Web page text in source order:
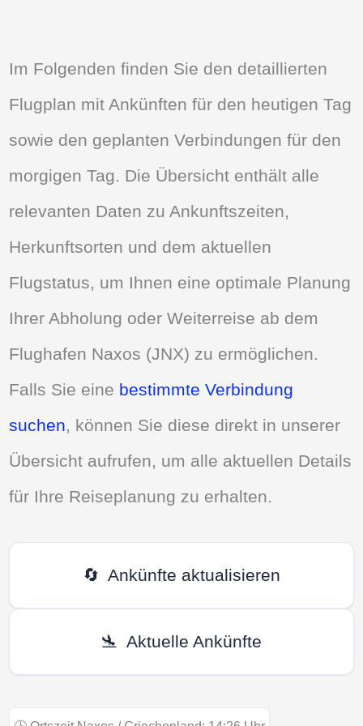
Im Folgenden finden Sie den detaillierten
Flugplan mit Ankünften für den heutigen Tag
sowie den geplanten Verbindungen für den
morgigen Tag. Die Übersicht enthält alle
relevanten Daten zu Ankunftszeiten,
Herkunftsorten und dem aktuellen
Flugstatus, um Ihnen eine optimale Planung
Ihrer Abholung oder Weiterreise ab dem
Flughafen Naxos (JNX) zu ermöglichen.
Falls Sie eine bestimmte Verbindung
suchen, können Sie diese direkt in unserer
Übersicht aufrufen, um alle aktuellen Details
für Ihre Reiseplanung zu erhalten.
🔄 Ankünfte aktualisieren
🛬 Aktuelle Ankünfte